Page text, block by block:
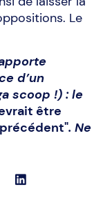
Le
d’un
scoop !) : le
être
. Ne